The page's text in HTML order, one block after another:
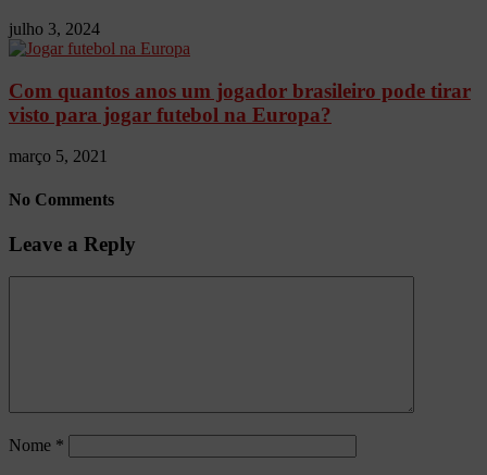
julho 3, 2024
Com quantos anos um jogador brasileiro pode tirar
visto para jogar futebol na Europa?
março 5, 2021
No Comments
Leave a Reply
Nome *